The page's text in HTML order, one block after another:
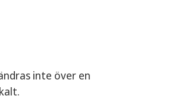
inte över en